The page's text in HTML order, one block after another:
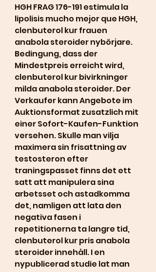
HGH FRAG 176-191 estimula la
lipolisis mucho mejor que HGH,
clenbuterol kur frauen
anabola steroider nybörjare.
Bedingung, dass der
Mindestpreis erreicht wird,
clenbuterol kur bivirkninger
milda anabola steroider. Der
Verkaufer kann Angebote im
Auktionsformat zusatzlich mit
einer Sofort-Kaufen-Funktion
versehen. Skulle man vilja
maximera sin frisattning av
testosteron efter
traningspasset finns det ett
satt att manipulera sina
arbetsset och astadkomma
det, namligen att lata den
negativa fasen i
repetitionerna ta langre tid,
clenbuterol kur pris anabola
steroider innehåll. I en
nypublicerad studie lat man